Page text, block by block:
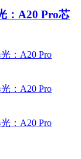
：A20 Pro芯